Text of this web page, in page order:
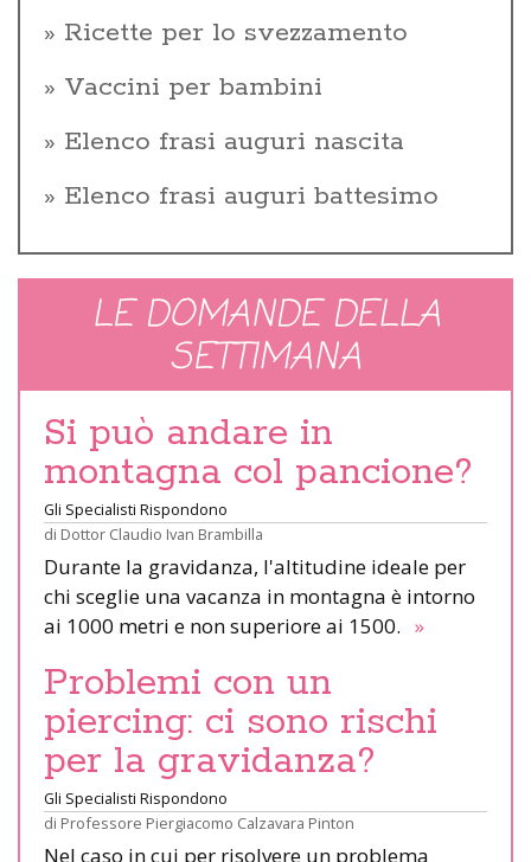
Ricette per lo svezzamento
Vaccini per bambini
Elenco frasi auguri nascita
Elenco frasi auguri battesimo
LE DOMANDE DELLA
SETTIMANA
Si può andare in
montagna col pancione?
Gli Specialisti Rispondono
di Dottor Claudio Ivan Brambilla
Durante la gravidanza, l'altitudine ideale per
chi sceglie una vacanza in montagna è intorno
ai 1000 metri e non superiore ai 1500. »
Problemi con un
piercing: ci sono rischi
per la gravidanza?
Gli Specialisti Rispondono
di Professore Piergiacomo Calzavara Pinton
Nel caso in cui per risolvere un problema